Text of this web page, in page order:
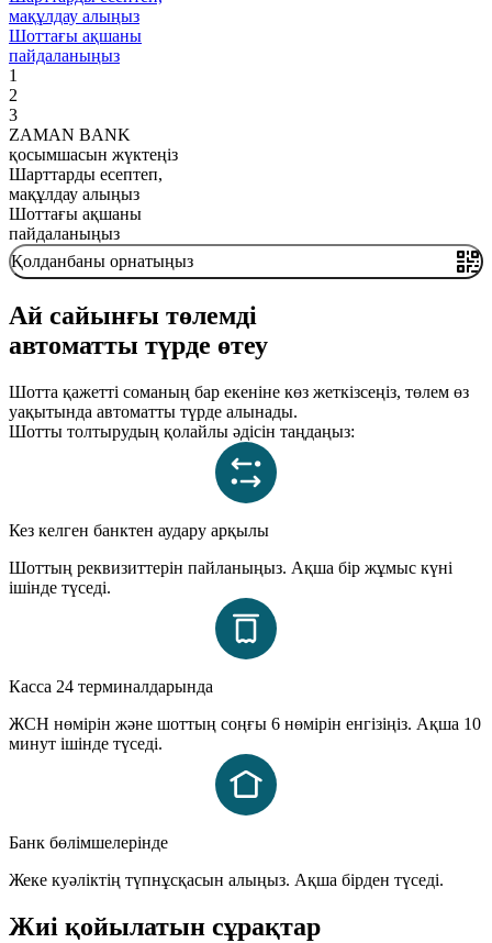
мақұлдау алыңыз
Шоттағы ақшаны
пайдаланыңыз
1
2
3
ZAMAN BANK
қосымшасын жүктеңіз
Шарттарды есептеп,
мақұлдау алыңыз
Шоттағы ақшаны
пайдаланыңыз
Қолданбаны орнатыңыз
Ай сайынғы төлемді
автоматты түрде өтеу
Шотта қажетті соманың бар екеніне көз жеткізсеңіз, төлем өз
уақытында автоматты түрде алынады.
Шотты толтырудың қолайлы әдісін таңдаңыз:
Кез келген банктен аудару арқылы
Шоттың реквизиттерін пайланыңыз. Ақша бір жұмыс күні
ішінде түседі.
Касса 24 терминалдарында
ЖСН нөмірін және шоттың соңғы 6 нөмірін енгізіңіз. Ақша 10
минут ішінде түседі.
Банк бөлімшелерінде
Жеке куәліктің түпнұсқасын алыңыз. Ақша бірден түседі.
Жиі қойылатын сұрақтар